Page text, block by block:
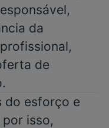
da
de
do esforço e
isso,